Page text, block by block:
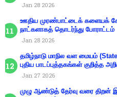
Jan 28 2026
ஊதிய முரண்பாட்டைக் களையக்
நாட்களாகத் தொடர்ந்து போராட்டம்
Jan 28 2026
தமிழ்நாடு மாநில வள மையம்
புதிய பாடப்புத்தகங்கள் குறித்த
Jan 27 2026
முழு ஆண்டுத் தேர்வு வரை திறன்